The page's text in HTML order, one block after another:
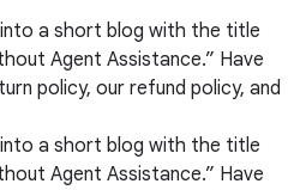
a short blog with the title
Agent Assistance.” Have
policy, our refund policy, and
a short blog with the title
Agent Assistance.” Have